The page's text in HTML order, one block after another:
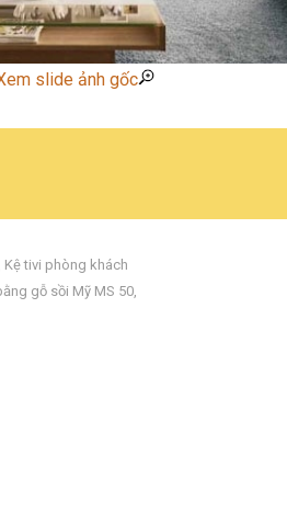
slide ảnh gốc
Kệ tivi phòng khách
gỗ sồi Mỹ MS 50,